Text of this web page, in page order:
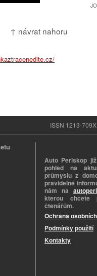
↑ návrat nahoru
ISSN 1213-
Auto Periskop
pohled na
průmyslu z
pravidelně
nám na
kterou chcete
čtenářům.
Ochrana
Podmínky použití
Kontakty